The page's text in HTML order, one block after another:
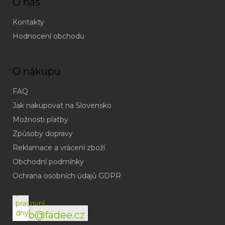
Kontakty
Hodnocení obchodu
O nákupu
FAQ
Jak nakupovat na Slovensko
Možnosti platby
Způsoby dopravy
Reklamace a vrácení zboží
Obchodní podmínky
Ochrana osobních údajů GDPR
info@fadee.cz
(odpověď
do
v
pracovní
dny)
(Po-